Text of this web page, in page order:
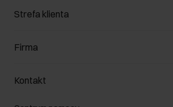
Zarządzaj cookies
Formy płatności
Jak dokonać zwrotu?
Strefa klienta
Klub Klienta
Zwróć produkty
Firma
O nas
Salony
Kontakt